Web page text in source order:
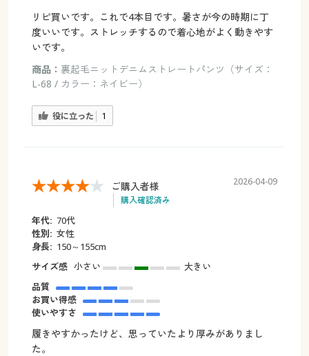
リピ買いです。これで4本目です。暑さが今の時期に丁
度いいです。ストレッチするので着心地がよく動きやす
いです。
商品： 裏起毛ニットデニムストレートパンツ（サイズ：
L-68 / カラー：ネイビー）
役に立った 1
ご購入者様
購入確認済み
2026-04-09
年代: 70代
性別: 女性
身長: 150～155cm
サイズ感 小さい
大きい
品質
お買い得感
使いやすさ
履きやすかったけど、思っていたより厚みがありまし
た。